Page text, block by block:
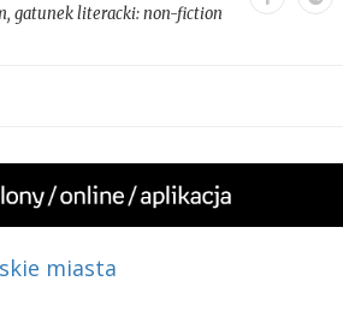
, gatunek literacki:non-fiction
miasta